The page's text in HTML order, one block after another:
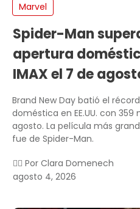
Marvel
Spider-Man
apertura
IMAX el 7 de
Brand New Day batió el
doméstica en EE.UU. con 359
agosto. La película más
fue de Spider-Man.
✍🏻 Por Clara Domenech
agosto 4, 2026